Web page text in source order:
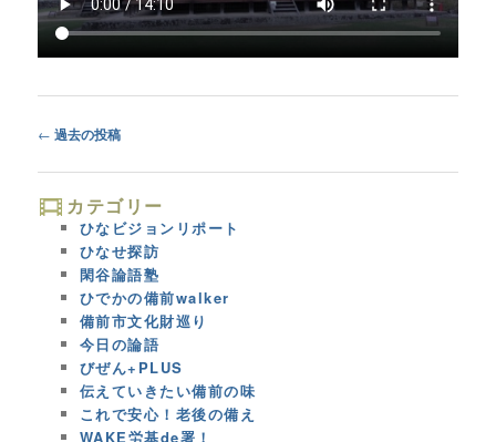
Post
← 過去の投稿
カテゴリー
ひなビジョンリポート
ひなせ探訪
閑谷論語塾
ひでかの備前walker
備前市文化財巡り
今日の論語
びぜん+PLUS
伝えていきたい備前の味
これで安心！老後の備え
WAKE労基de署！